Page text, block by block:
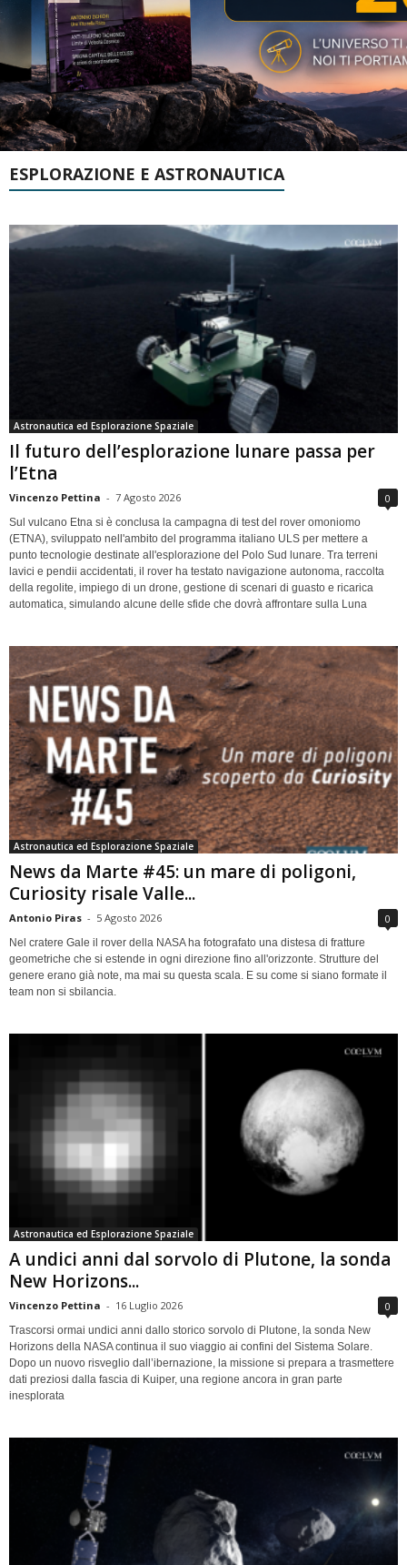
ESPLORAZIONE E ASTRONAUTICA
Astronautica ed Esplorazione Spaziale
Il futuro dell’esplorazione lunare passa per
l’Etna
Vincenzo Pettina - 7 Agosto 2026 0
Sul vulcano Etna si è conclusa la campagna di test del rover omoniomo
(ETNA), sviluppato nell'ambito del programma italiano ULS per mettere a
punto tecnologie destinate all'esplorazione del Polo Sud lunare. Tra terreni
lavici e pendii accidentati, il rover ha testato navigazione autonoma, raccolta
della regolite, impiego di un drone, gestione di scenari di guasto e ricarica
automatica, simulando alcune delle sfide che dovrà affrontare sulla Luna
Astronautica ed Esplorazione Spaziale
News da Marte #45: un mare di poligoni,
Curiosity risale Valle...
Antonio Piras - 5 Agosto 2026 0
Nel cratere Gale il rover della NASA ha fotografato una distesa di fratture
geometriche che si estende in ogni direzione fino all'orizzonte. Strutture del
genere erano già note, ma mai su questa scala. E su come si siano formate il
team non si sbilancia.
Astronautica ed Esplorazione Spaziale
A undici anni dal sorvolo di Plutone, la sonda
New Horizons...
Vincenzo Pettina - 16 Luglio 2026 0
Trascorsi ormai undici anni dallo storico sorvolo di Plutone, la sonda New
Horizons della NASA continua il suo viaggio ai confini del Sistema Solare.
Dopo un nuovo risveglio dall’ibernazione, la missione si prepara a trasmettere
dati preziosi dalla fascia di Kuiper, una regione ancora in gran parte
inesplorata